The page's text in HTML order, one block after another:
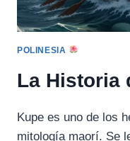
POLINESIA
La Historia
Kupe es uno de los
mitología maorí. Se